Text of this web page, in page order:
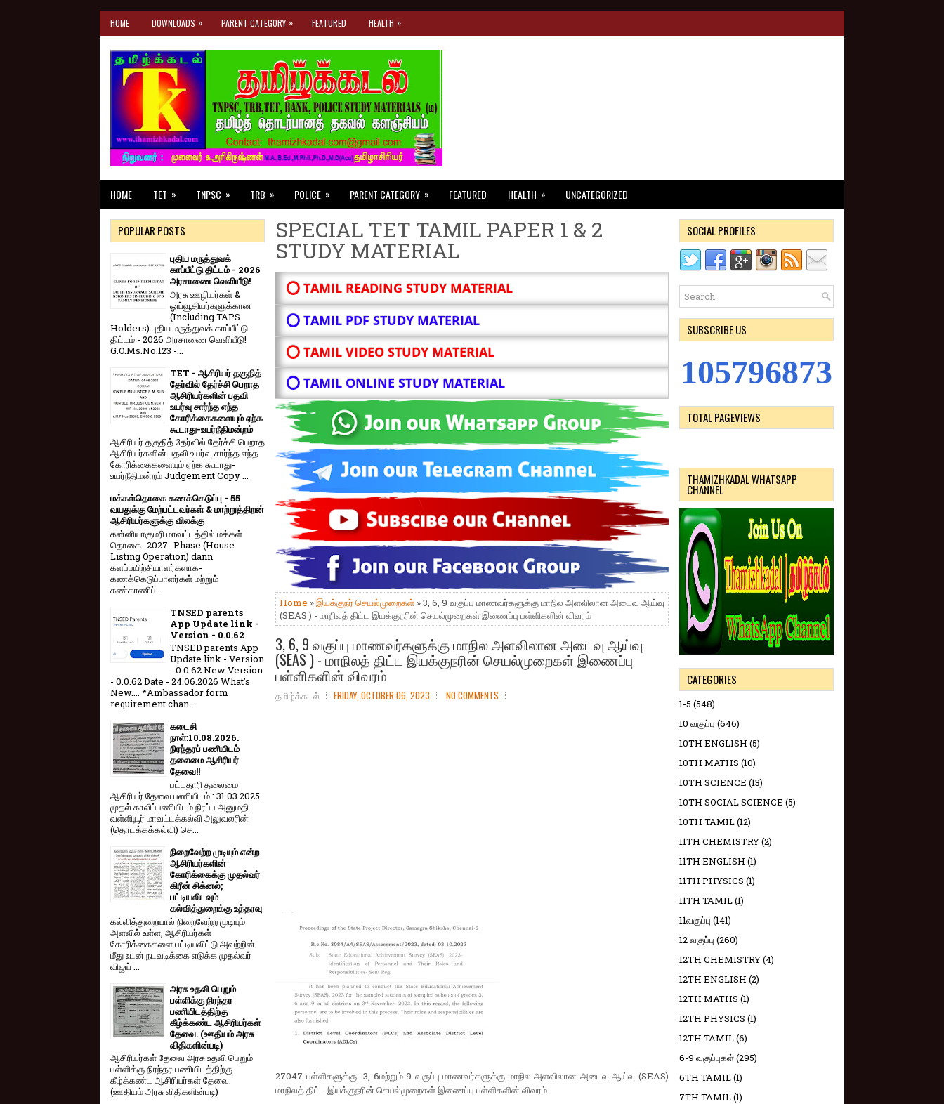
HOME DOWNLOADS » PARENT CATEGORY » FEATURED HEALTH »
HOME TET » TNPSC » TRB » POLICE » PARENT CATEGORY » FEATURED HEALTH » UNCATEGORIZED
SPECIAL TET TAMIL PAPER 1 & 2
STUDY MATERIAL
⭕ TAMIL READING STUDY MATERIAL
⭕ TAMIL PDF STUDY MATERIAL
⭕ TAMIL VIDEO STUDY MATERIAL
⭕ TAMIL ONLINE STUDY MATERIAL
Home »இயக்குநர் செயல்முறைகள் » 3, 6, 9 வகுப்பு மாணவர்களுக்கு மாநில அளவிலான அடைவு ஆய்வு
(SEAS ) - மாநிலத் திட்ட இயக்குநரின் செயல்முறைகள் இணைப்பு பள்ளிகளின் விவரம்
3, 6, 9 வகுப்பு மாணவர்களுக்கு மாநில அளவிலான அடைவு ஆய்வு
(SEAS ) - மாநிலத் திட்ட இயக்குநரின் செயல்முறைகள் இணைப்பு
பள்ளிகளின் விவரம்
தமிழ்க்கடல் FRIDAY, OCTOBER 06, 2023 NO COMMENTS
27047 பள்ளிகளுக்கு -3, 6மற்றும் 9 வகுப்பு மாணவர்களுக்கு மாநில அளவிலான அடைவு ஆய்வு (SEAS)
மாநிலத் திட்ட இயக்குநரின் செயல்முறைகள் இணைப்பு பள்ளிகளின் விவரம்
POPULAR POSTS
புதிய மருத்துவக்
காப்பீட்டு திட்டம் - 2026
அரசாணை வெளியீடு!
அரசு ஊழியர்கள் &
ஓய்வூதியர்களுக்கான
(Including TAPS
Holders) புதிய மருத்துவக் காப்பீட்டு
திட்டம் - 2026 அரசாணை வெளியீடு!
G.O.Ms.No.123 -...
TET - ஆசிரியர் தகுதித்
தேர்வில் தேர்ச்சி பெறாத
ஆசிரியர்களின் பதவி
உயர்வு சார்ந்த எந்த
கோரிக்கைகளையும் ஏற்க
கூடாது-உயர்நீதிமன்றம்
ஆசிரியர் தகுதித் தேர்வில் தேர்ச்சி பெறாத
ஆசிரியர்களின் பதவி உயர்வு சார்ந்த எந்த
கோரிக்கைகளையும் ஏற்க கூடாது-
உயர்நீதிமன்றம் Judgement Copy ...
மக்கள்தொகை கணக்கெடுப்பு - 55
வயதுக்கு மேற்பட்டவர்கள் & மாற்றுத்திறன்
ஆசிரியர்களுக்கு விலக்கு
கன்னியாகுமரி மாவட்டத்தில் மக்கள்
தொகை -2027- Phase (House
Listing Operation) dann
களப்பயிற்சியாளர்களாக-
கணக்கெடுப்பாளர்கள் மற்றும்
கண்காணிப்...
TNSED parents
App Update link -
Version - 0.0.62
TNSED parents App
Update link - Version
- 0.0.62 New Version
- 0.0.62 Date - 24.06.2026 What's
New.... *Ambassador form
requirement chan...
கடைசி
நாள்:10.08.2026.
நிரந்தரப் பணியிடம்
தலைமை ஆசிரியர்
தேவை!!
பட்டதாரி தலைமை
ஆசிரியர் தேவை பணியிடம் : 31.03.2025
முதல் காலிப்பணியிடம் நிரப்ப அனுமதி :
வள்ளியூர் மாவட்டக்கல்வி அலுவலரின்
(தொடக்கக்கல்வி) செ...
நிறைவேற்ற முடியும் என்ற
ஆசிரியர்களின்
கோரிக்கைக்கு முதல்வர்
கிரீன் சிக்னல்;
பட்டியலிடவும்
கல்வித்துறைக்கு உத்தரவு
கல்வித்துறையால் நிறைவேற்ற முடியும்
அளவில் உள்ள, ஆசிரியர்கள்
கோரிக்கைகளை பட்டியலிட்டு அவற்றின்
மீது உடன் நடவடிக்கை எடுக்க முதல்வர்
விஜய் ...
அரசு உதவி பெறும்
பள்ளிக்கு நிரந்தர
பணியிடத்திற்கு
கீழ்க்கண்ட ஆசிரியர்கள்
தேவை. (ஊதியம் அரசு
விதிகளின்படி)
ஆசிரியர்கள் தேவை அரசு உதவி பெறும்
பள்ளிக்கு நிரந்தர பணியிடத்திற்கு
கீழ்க்கண்ட ஆசிரியர்கள் தேவை.
(ஊதியம் அரசு விதிகளின்படி)
SOCIAL PROFILES
SUBSCRIBE US
105796873
TOTAL PAGEVIEWS
THAMIZHKADAL WHATSAPP
CHANNEL
CATEGORIES
1-5 (548)
10 வகுப்பு (646)
10TH ENGLISH (5)
10TH MATHS (10)
10TH SCIENCE (13)
10TH SOCIAL SCIENCE (5)
10TH TAMIL(12)
11TH CHEMISTRY(2)
11TH ENGLISH (1)
11TH PHYSICS (1)
11TH TAMIL(1)
11வகுப்பு (141)
12 வகுப்பு (260)
12TH CHEMISTRY(4)
12TH ENGLISH (2)
12TH MATHS (1)
12TH PHYSICS (1)
12TH TAMIL(6)
6-9 வகுப்புகள்(295)
6TH TAMIL(1)
7TH TAMIL(1)